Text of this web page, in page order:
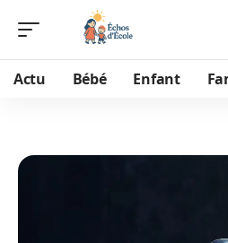
Actu Bébé Enfant